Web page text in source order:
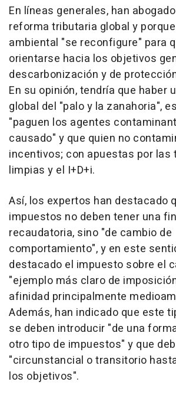
En líneas generales, han
reforma tributaria global y
ambiental "se reconfigure" para
orientarse hacia los objetivos
descarbonización y de
En su opinión, tendría que haber
global del "palo y la zanahoria",
"paguen los agentes
causado" y que quien no
incentivos; con apuestas por las
limpias y el I+D+i.
Así, los expertos han destacado
impuestos no deben tener una
recaudatoria, sino "de cambio de
comportamiento", y en este
destacado el impuesto sobre el
"ejemplo más claro de
afinidad principalmente
Además, han indicado que este
se deben introducir "de una
otro tipo de impuestos" y que
"circunstancial o transitorio
los objetivos".